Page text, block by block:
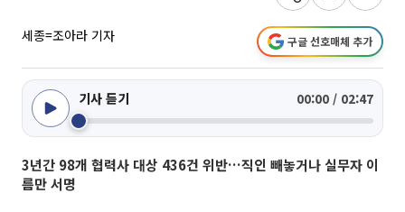
세종=조아라 기자 구글 선호매체 추가
기사 듣기 00:00 / 02:47
3년간 98개 협력사 대상 436건 위반…직인 빼놓거나 실무자 이
름만 서명